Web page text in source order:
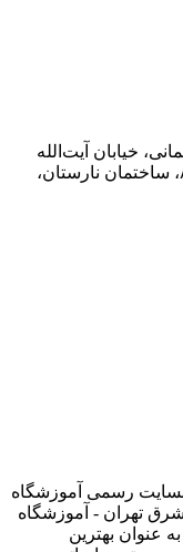
خیابان آیت‌الله
جلالی خمینی (آیت شمالی سابق)، پلاک ۸۵۶، ساختمان نارستان،
محفوظ است (۱۳۸۴-۱۴۰۴) - وبسایت رسمی آموزشگاه
تهران - آموزشگاه
عنوان بهترین